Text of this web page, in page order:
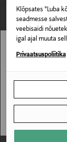
Klõpsates "Luba
seadmesse
veebisaidi
igal ajal muuta
Privaatsuspoliitika
2 Tulemust
EELIS KUPONGIGA
TOMMY HILFIGER
Stockmann